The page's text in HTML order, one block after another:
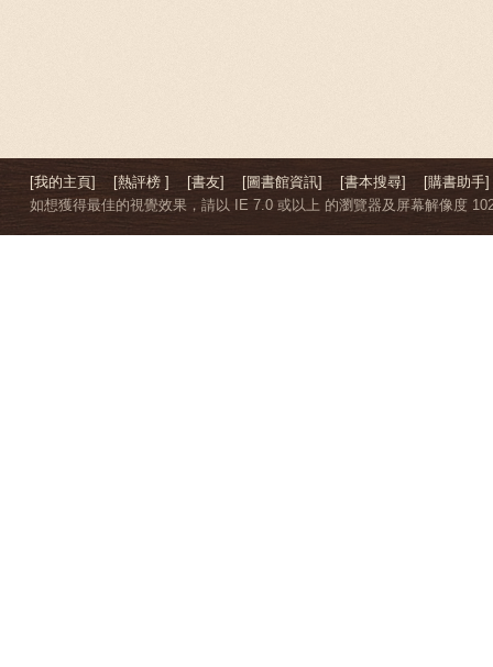
[我的主頁] [熱評榜 ] [書友] [圖書館資訊] [書本搜尋]
[購書助手]
如想獲得最佳的視覺效果，請以 IE 7.0 或以上 的瀏覽器及屏幕解像度